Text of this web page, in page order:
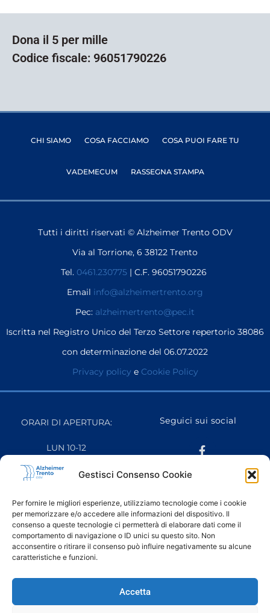
Gestisci Consenso Cookie
Per fornire le migliori esperienze, utilizziamo tecnologie come i cookie
per memorizzare e/o accedere alle informazioni del dispositivo. Il
consenso a queste tecnologie ci permetterà di elaborare dati come il
comportamento di navigazione o ID unici su questo sito. Non
acconsentire o ritirare il consenso può influire negativamente su alcune
caratteristiche e funzioni.
Accetta
Dona il 5 per mille
Codice fiscale: 96051790226
CHI SIAMO COSA FACCIAMO COSA PUOI FARE TU
VADEMECUM RASSEGNA STAMPA
Tutti i diritti riservati © Alzheimer Trento ODV
Via al Torrione, 6 38122 Trento
Tel. 0461.230775 | C.F. 96051790226
Email info@alzheimertrento.org
Pec: alzheimertrento@pec.it
Iscritta nel Registro Unico del Terzo Settore repertorio 38086
con determinazione del 06.07.2022
Privacy policy e Cookie Policy
ORARI DI APERTURA:
LUN 10-12
MER CHIUSO
VEN 10-12
SAB CHIUSO
DOM CHIUSO
Seguici sui social
Ringraziamo il fotografo Luca Chistè per le fotografie
scattate in occasione del progetto “
pubblicate in questo sito web.